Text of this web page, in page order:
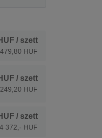
/ szett
479,80 HUF
/ szett
HUF
/ szett
4 372,- HUF